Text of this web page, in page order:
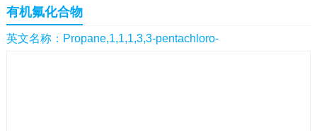
间体|抗高血压药物中间体
感染药物中间体|
体|抗精神病药物中间体 | 抗炎药物中间体
有机氟化合物
英文名称：Propane,1,1,1,3,3-pentachloro-